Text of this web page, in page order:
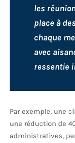
les
place à
chaque
avec
ressentie
Par exemple, une
une réduction de
administratives,